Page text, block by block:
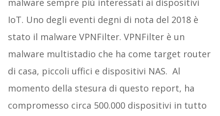
malware sempre più interessati ai dispositivi
IoT. Uno degli eventi degni di nota del 2018 è
stato il malware VPNFilter. VPNFilter è un
malware multistadio che ha come target router
di casa, piccoli uffici e dispositivi NAS. Al
momento della stesura di questo report, ha
compromesso circa 500.000 dispositivi in ​​tutto